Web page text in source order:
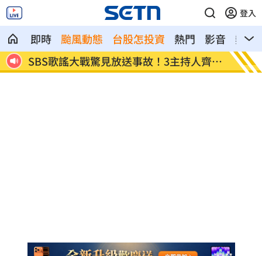
登入
即時 颱風動態 台股怎投資 熱門 影音
熱搜
卡 清大校長續任秒出國選校長！高為元道歉
了
影片